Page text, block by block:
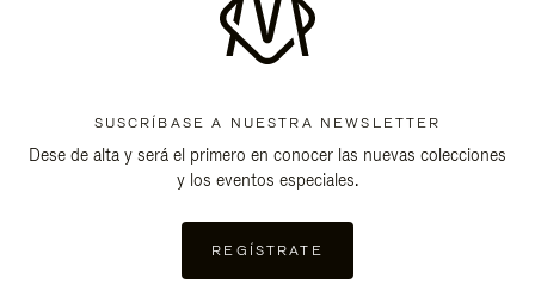
SUSCRÍBASE A NUESTRA NEWSLETTER
Dese de alta y será el primero en conocer las nuevas colecciones
y los eventos especiales.
REGÍSTRATE